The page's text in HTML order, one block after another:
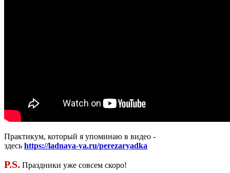
Практикум, который я упоминаю в видео -
здесь https://ladnaya-ya.ru/perezaryadka
P.S. Праздники уже совсем скоро!